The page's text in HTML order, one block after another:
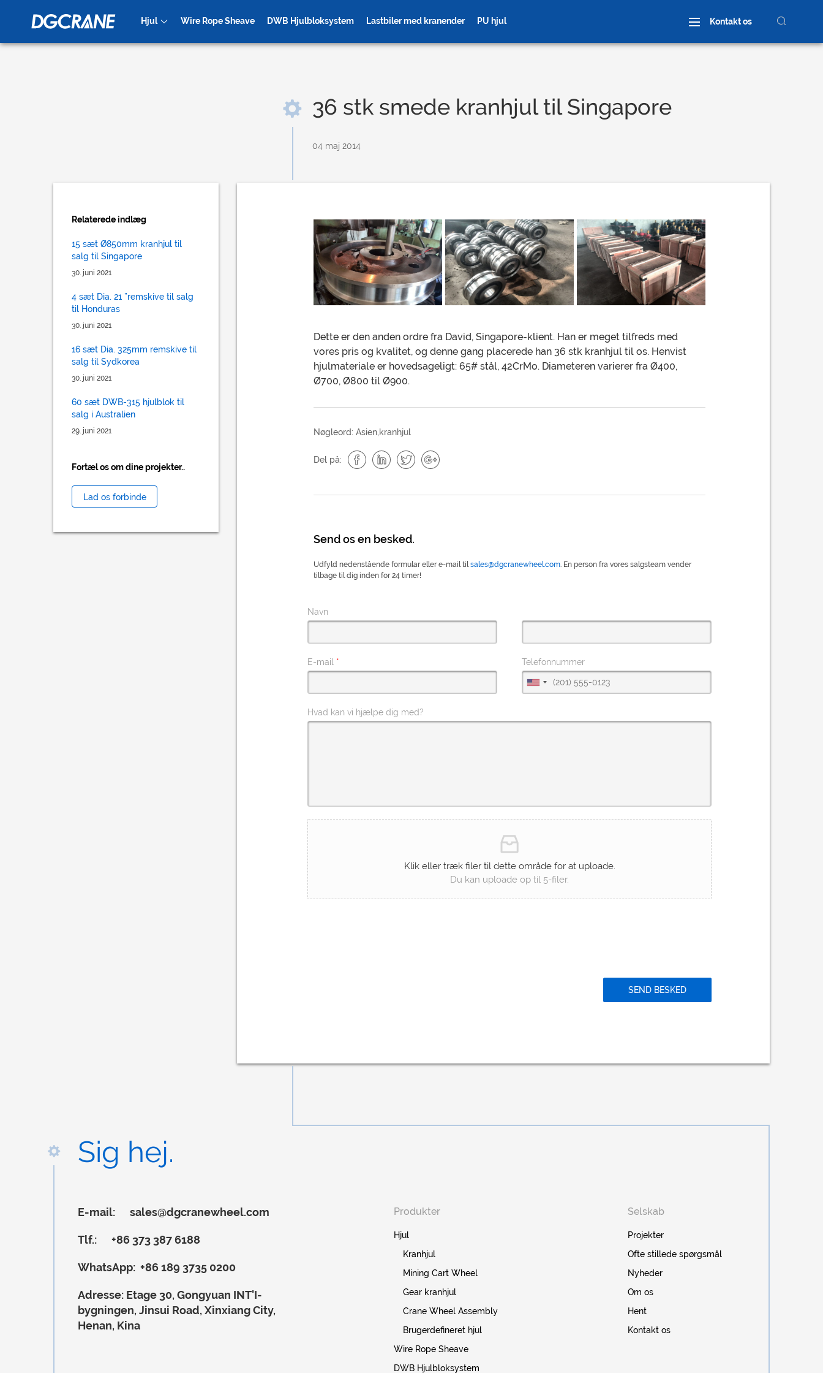
Hjul Wire Rope Sheave DWB Hjulbloksystem Lastbiler med kranender PU hjul Kontakt os
36 stk smede kranhjul til Singapore
04 maj 2014
Relaterede indlæg
15 sæt Ø850mm kranhjul til
salg til Singapore
30. juni 2021
4 sæt Dia. 21 ”remskive til salg
til Honduras
30. juni 2021
16 sæt Dia. 325mm remskive til
salg til Sydkorea
30. juni 2021
60 sæt DWB-315 hjulblok til
salg i Australien
29. juni 2021
Fortæl os om dine projekter..
Lad os forbinde
Dette er den anden ordre fra David, Singapore-klient. Han er meget tilfreds med
vores pris og kvalitet, og denne gang placerede han 36 stk kranhjul til os. Henvist
hjulmateriale er hovedsageligt: 65# stål, 42CrMo. Diameteren varierer fra Ø400,
Ø700, Ø800 til Ø900.
Nøgleord: Asien kranhjul
Del på:
Send os en besked.
Udfyld nedenstående formular eller e-mail tilsales@dgcranewheel.com. En person fra vores salgsteam vender
tilbage til dig inden for 24 timer!
Navn
E-mail * Telefonnummer
Hvad kan vi hjælpe dig med?
Klik eller træk filer til dette område for at uploade.
Du kan uploade op til 5-filer.
SEND BESKED
Sig hej.
E-mail: sales@dgcranewheel.com
Tlf.: +86 373 387 6188
WhatsApp: +86 189 3735 0200
Adresse: Etage 30, Gongyuan INT'I-
bygningen, Jinsui Road, Xinxiang City,
Henan, Kina
Produkter
Hjul
Kranhjul
Mining Cart Wheel
Gear kranhjul
Crane Wheel Assembly
Brugerdefineret hjul
Wire Rope Sheave
DWB Hjulbloksystem
Selskab
Projekter
Ofte stillede spørgsmål
Nyheder
Om os
Hent
Kontakt os